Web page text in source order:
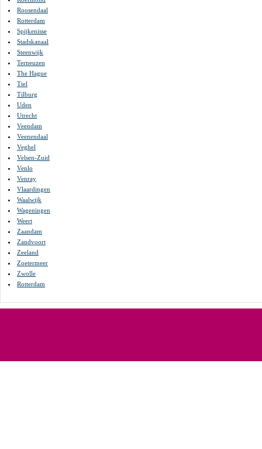
Roosendaal
Rotterdam
Spijkenisse
Stadskanaal
Steenwijk
Terneuzen
The Hague
Tiel
Tilburg
Uden
Utrecht
Veendam
Veenendaal
Veghel
Velsen-Zuid
Venlo
Venray
Vlaardingen
Waalwijk
Wageningen
Weert
Zaandam
Zandvoort
Zeeland
Zoetermeer
Zwolle
Rotterdam